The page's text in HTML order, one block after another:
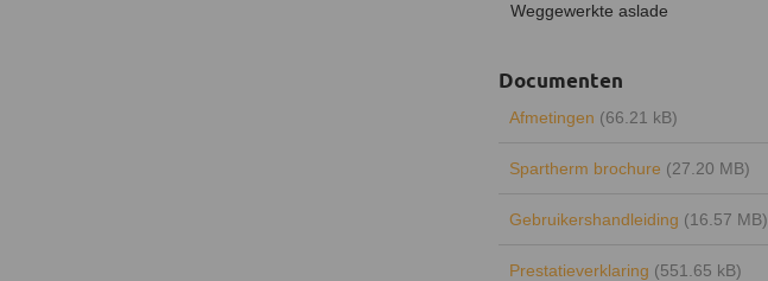
Weggewerkte aslade
Documenten
Afmetingen (66.21 kB)
Spartherm brochure (27.20 MB)
Gebruikershandleiding (16.57 MB)
Prestatieverklaring (551.65 kB)